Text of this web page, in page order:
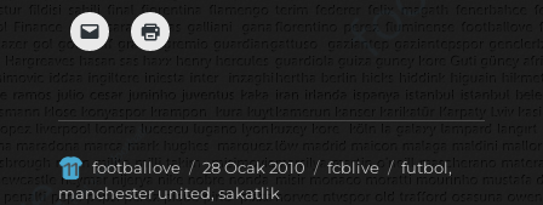
Yazar
footballove
Yayın
tarihi
28 Ocak 2010 Kategoriler
fcblive Etiketler
futbol,
manchester united, sakatlik